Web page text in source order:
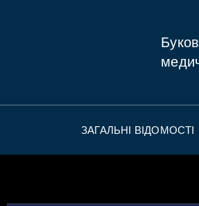
ЗАГАЛЬНІ ВІДОМОСТІ